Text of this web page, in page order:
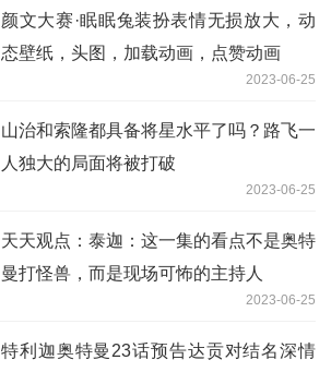
颜文大赛·眠眠兔装扮表情无损放大，动
态壁纸，头图，加载动画，点赞动画
2023-06-25
山治和索隆都具备将星水平了吗？路飞一
人独大的局面将被打破
2023-06-25
天天观点：泰迦：这一集的看点不是奥特
曼打怪兽，而是现场可怖的主持人
2023-06-25
特利迦奥特曼23话预告达贡对结名深情